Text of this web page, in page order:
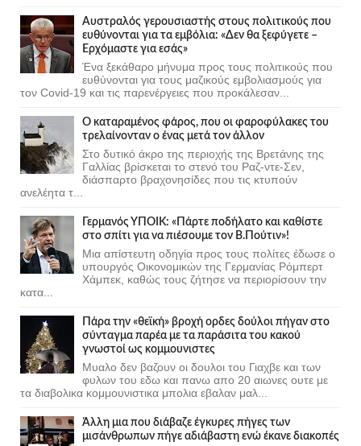
Αυστραλός γερουσιαστής στους πολιτικούς που
ευθύνονται για τα εμβόλια: «Δεν θα ξεφύγετε –
Ερχόμαστε για εσάς»
Ένα ξεκάθαρο μήνυμα προς τους πολιτικούς που
ευθύνονται για τους μαζικούς εμβολιασμούς για
τον Covid-19 και τις παρενέργειες που προκάλεσαν...
Ο καταραμένος φάρος, που οι φαροφύλακες του
τρελαίνονταν ο ένας μετά τον άλλον
Στο δυτικό άκρο της περιοχής της Βρετάνης της
Γαλλίας βρίσκεται το στενό του Ραζ-ντε-Σεν,
διάσπαρτο βραχονησίδες που τις κτυπούν
ανελέητα τ...
Γερμανός ΥΠΟΙΚ: «Πάρτε ποδήλατο και καθίστε
στο σπίτι για να πιέσουμε τον Β.Πούτιν»!
Μια απίστευτη οδηγία προς τους πολίτες έδωσε ο
υπουργός Οικονομικών της Γερμανίας Ρόμπερτ
Χάμπεκ, καθώς τους ζήτησε να περιορίσουν την
κατα...
Πάρα την «θεϊκή» βροχή ορδες δούλοι πήγαν στο
σύνταγμα παρέα με τα παράσιτα του κακού
γνωστοί ως κομμουνιστες
Μυαλο δεν βαζουν οι δουλοι του Γιαχβε και των
φυλων του εδω και πανω απο 20 αιωνες ουτε με
τα διαβολικα κομμουνιστικα μπολια εβαλαν μαλ...
Άλλη μια που διάβαζε έγκυρες πήγες των
μισάνθρωπων πήγε αδιάβαστη ενώ έκανε διακοπές